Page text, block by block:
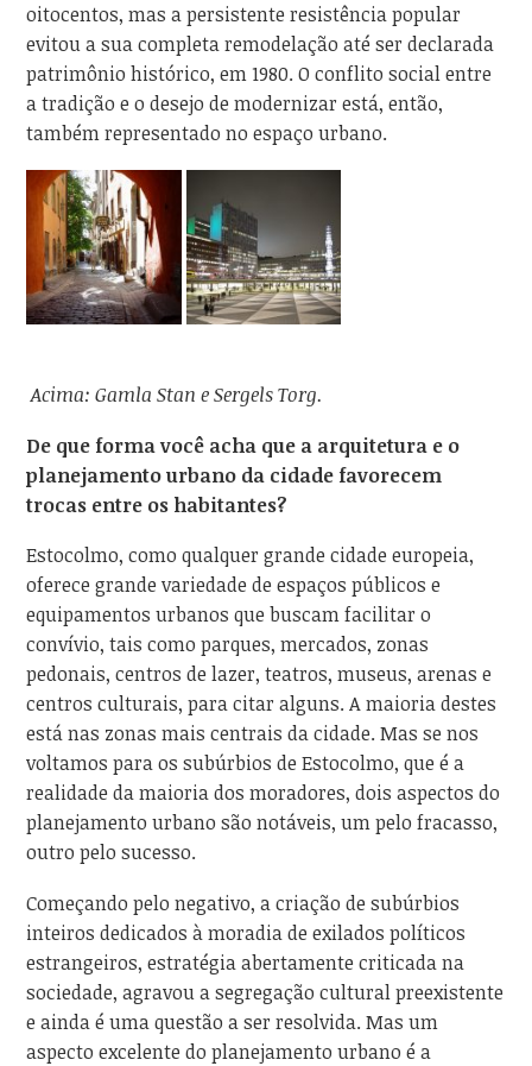
oitocentos, mas a persistente resistência popular
evitou a sua completa remodelação até ser declarada
patrimônio histórico, em 1980. O conflito social entre
a tradição e o desejo de modernizar está, então,
também representado no espaço urbano.
Acima: Gamla Stan e Sergels Torg.
De que forma você acha que a arquitetura e o
planejamento urbano da cidade favorecem
trocas entre os habitantes?
Estocolmo, como qualquer grande cidade europeia,
oferece grande variedade de espaços públicos e
equipamentos urbanos que buscam facilitar o
convívio, tais como parques, mercados, zonas
pedonais, centros de lazer, teatros, museus, arenas e
centros culturais, para citar alguns. A maioria destes
está nas zonas mais centrais da cidade. Mas se nos
voltamos para os subúrbios de Estocolmo, que é a
realidade da maioria dos moradores, dois aspectos do
planejamento urbano são notáveis, um pelo fracasso,
outro pelo sucesso.
Começando pelo negativo, a criação de subúrbios
inteiros dedicados à moradia de exilados políticos
estrangeiros, estratégia abertamente criticada na
sociedade, agravou a segregação cultural preexistente
e ainda é uma questão a ser resolvida. Mas um
aspecto excelente do planejamento urbano é a